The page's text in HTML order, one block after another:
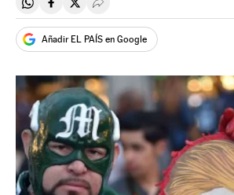
Compartir en Whatsapp
Compartir en Facebook
Compartir en Twitter
Desplegar Redes Sociales
Añadir EL PAÍS en Google